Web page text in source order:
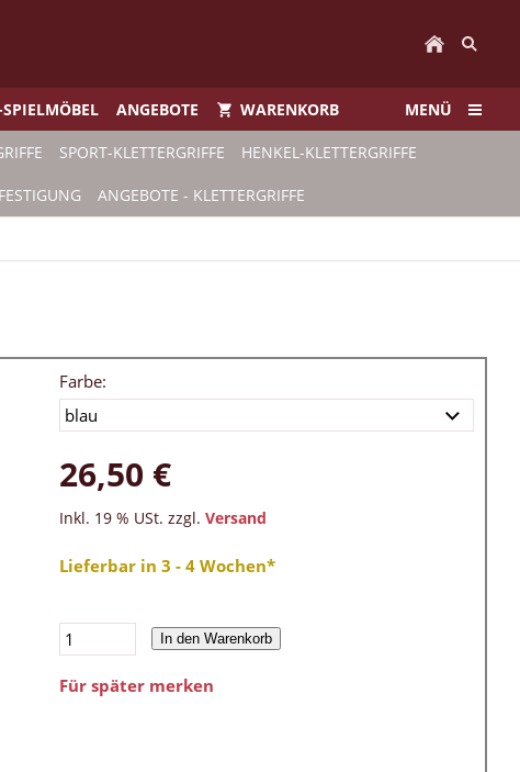
ANGEBOTE WARENKORB MENÜ
SPORT-KLETTERGRIFFE HENKEL-KLETTERGRIFFE
ANGEBOTE - KLETTERGRIFFE
Farbe:
26,50 €
Inkl. 19 % USt. zzgl. Versand
Lieferbar in 3 - 4 Wochen*
In den Warenkorb
Für später merken